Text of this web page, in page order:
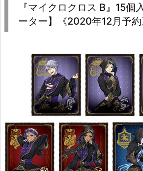
『マイクロクロス B』15個
ーター】《2020年12月予約